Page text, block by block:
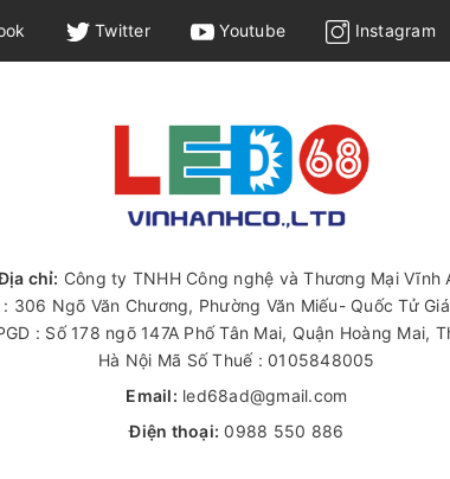
MWB231A
các loại đèn truyền thống, giúp giảm chi phí điện năng
khắp không gian chiếu sáng một cách hiệu quả.
Twitter Youtube Instagram
chỉ: Công ty TNHH Công nghệ và Thương Mại Vĩnh
: 306 Ngõ Văn Chương, Phường Văn Miếu- Quốc Tử
: Số 178 ngõ 147A Phố Tân Mai, Quận Hoàng Mai,
Hà Nội Mã Số Thuế : 0105848005
Email: led68ad@gmail.com
Điện thoại: 0988 550 886